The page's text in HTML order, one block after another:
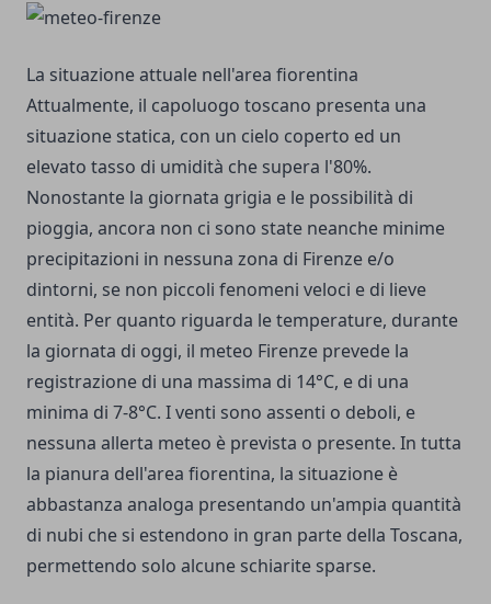
La situazione attuale nell'area fiorentina
Attualmente, il capoluogo toscano presenta una
situazione statica, con un cielo coperto ed un
elevato tasso di umidità che supera l'80%.
Nonostante la giornata grigia e le possibilità di
pioggia, ancora non ci sono state neanche minime
precipitazioni in nessuna zona di Firenze e/o
dintorni, se non piccoli fenomeni veloci e di lieve
entità. Per quanto riguarda le temperature, durante
la giornata di oggi, il meteo Firenze prevede la
registrazione di una massima di 14°C, e di una
minima di 7-8°C. I venti sono assenti o deboli, e
nessuna allerta meteo è prevista o presente. In tutta
la pianura dell'area fiorentina, la situazione è
abbastanza analoga presentando un'ampia quantità
di nubi che si estendono in gran parte della Toscana,
permettendo solo alcune schiarite sparse.